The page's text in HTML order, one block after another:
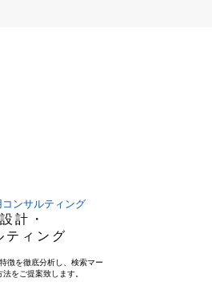
計・
ティング
徴を徹底分析し、検索マー
をご提案致します。